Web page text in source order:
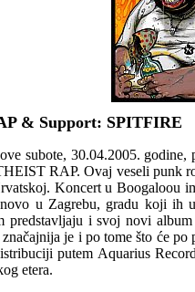
& Support: SPITFIRE
subote, 30.04.2005. godine,
RAP. Ovaj veseli punk
Koncert u Boogaloou
u Zagrebu, gradu koji ih
i svoj novi album
je i po tome što će po
putem Aquarius
etera.